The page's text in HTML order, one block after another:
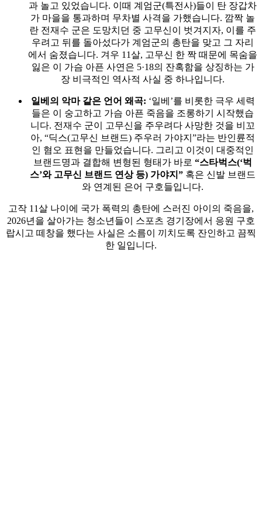
과 놀고 있었습니다. 이때 계엄군(특전사)들이 탄 장갑차
가 마을을 통과하며 무차별 사격을 가했습니다. 깜짝 놀
란 전재수 군은 도망치던 중 고무신이 벗겨지자, 이를 주
우려고 뒤를 돌아섰다가 계엄군의 총탄을 맞고 그 자리
에서 숨졌습니다. 겨우 11살, 고무신 한 짝 때문에 목숨을
잃은 이 가슴 아픈 사연은 5·18의 잔혹함을 상징하는 가
장 비극적인 역사적 사실 중 하나입니다.
일베의 악마 같은 언어 왜곡: ‘일베’를 비롯한 극우 세력
들은 이 숭고하고 가슴 아픈 죽음을 조롱하기 시작했습
니다. 전재수 군이 고무신을 주우려다 사망한 것을 비꼬
아, “딕스(고무신 브랜드) 주우러 가야지”라는 반인륜적
인 혐오 표현을 만들었습니다. 그리고 이것이 대중적인
브랜드명과 결합해 변형된 형태가 바로 “스타벅스(‘벅
스’와 고무신 브랜드 연상 등) 가야지” 혹은 신발 브랜드
와 연계된 은어 구호들입니다.
고작 11살 나이에 국가 폭력의 총탄에 스러진 아이의 죽음을,
2026년을 살아가는 청소년들이 스포츠 경기장에서 응원 구호
랍시고 떼창을 했다는 사실은 소름이 끼치도록 잔인하고 끔찍
한 일입니다.